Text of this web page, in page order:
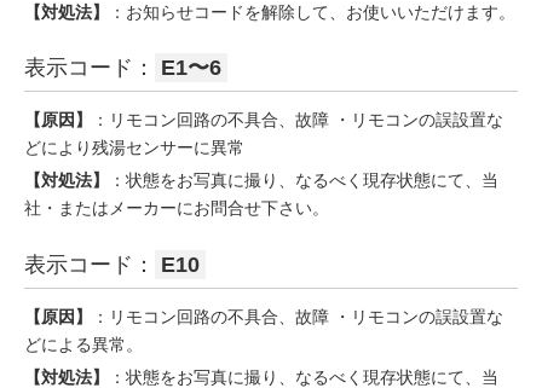
【対処法】
：お知らせコードを解除して、お使いいただけます。
表示コード： E1〜6
【原因】
：リモコン回路の不具合、故障 ・リモコンの誤設置な
どにより残湯センサーに異常
【対処法】
：状態をお写真に撮り、なるべく現存状態にて、当
社・またはメーカーにお問合せ下さい。
表示コード： E10
【原因】
：リモコン回路の不具合、故障 ・リモコンの誤設置な
どによる異常。
【対処法】
：状態をお写真に撮り、なるべく現存状態にて、当